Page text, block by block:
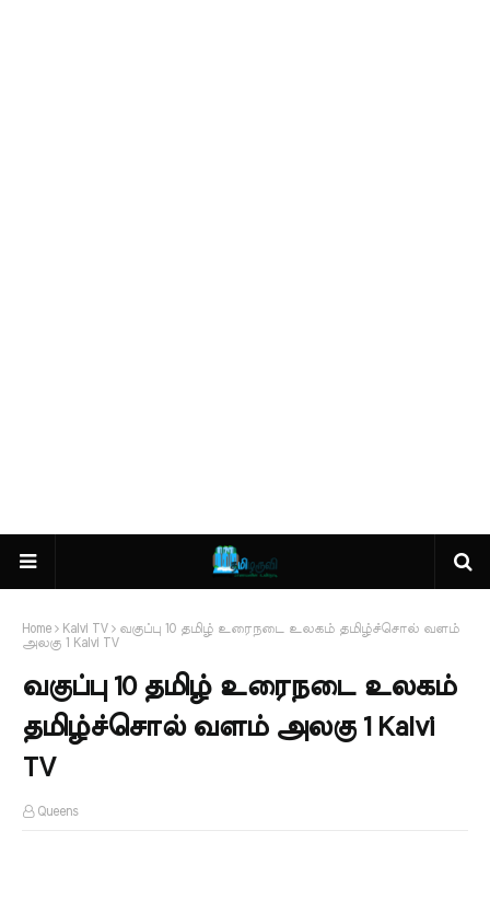
Home Kalvi TV
வகுப்பு 10 தமிழ் உரைநடை உலகம் தமிழ்ச்சொல் வளம்
அலகு 1 Kalvi TV
வகுப்பு 10 தமிழ் உரைநடை உலகம்
தமிழ்ச்சொல் வளம் அலகு 1 Kalvi
TV
Queens